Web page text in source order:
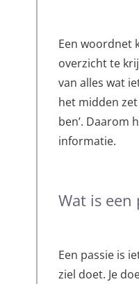
Een woordnet
overzicht te
van alles wat
het midden zet
ben’. Daarom
informatie.
Wat is een
Een passie is
ziel doet. Je